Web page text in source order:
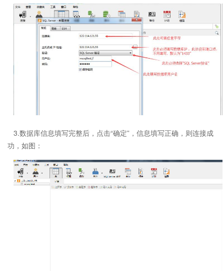
3.数据库信息填写完整后，点击“确定”，信息填写正确，则连接成
功，如图：